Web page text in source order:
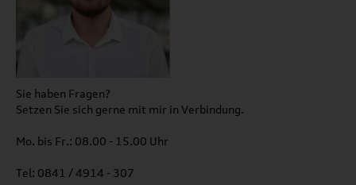
Sie haben Fragen?
Setzen Sie sich gerne mit mir in Verbindung.
Mo. bis Fr.: 08.00 - 15.00 Uhr
Tel: 0841 / 4914 - 307